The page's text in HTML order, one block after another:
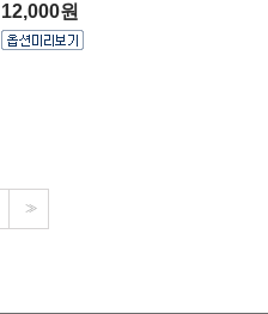
12,000원
>>